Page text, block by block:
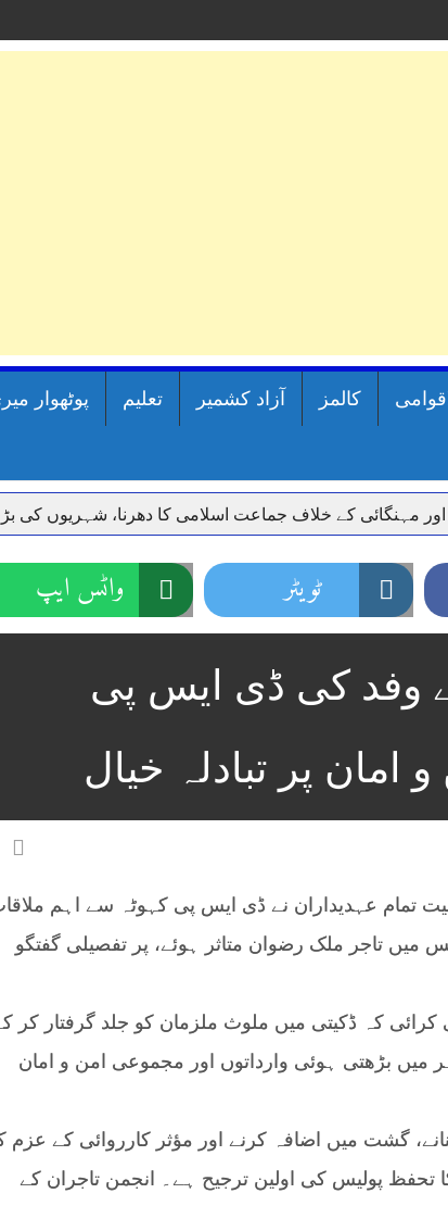
کالمز آزاد کشمیر تعلیم پوٹھوار
مہنگائی کے خلاف جماعت اسلامی کا دھرنا، شہریوں کی
دے رہا، وفاقی وزیر توانائی اویس لغاری
شہری کو پیش ہونے کا حکم
چارسدہ کا بہادر سپوت
سخت ایکشن، 2 اے ایس آئی سمیت 12 اہلکاروں کو نوکری سے فارغ کردیا گیا۔
انداز متاثرین
اسسٹنٹ کمشنر کلرسیداں سیدہ
ٹویٹر واٹس ایپ
وفد کی ڈی ایس پی
امان پر تبادلہ خیال
تمام عہدیداران نے ڈی ایس پی کہوٹہ سے اہم
میں تاجر ملک رضوان متاثر ہوئے، پر تفصیلی گفتگو
کہ ڈکیتی میں ملوث ملزمان کو جلد گرفتار کر
میں بڑھتی ہوئی وارداتوں اور مجموعی امن و امان
گشت میں اضافہ کرنے اور مؤثر کارروائی کے عزم
تحفظ پولیس کی اولین ترجیح ہے۔ انجمن تاجران کے